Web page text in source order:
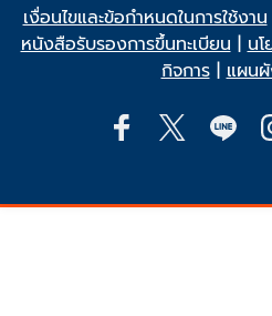
เงื่อนไขและข้อกำหนดในการใช้งาน
หนังสือรับรองการขึ้นทะเบียน|นโ
กิจการ|แผนผั